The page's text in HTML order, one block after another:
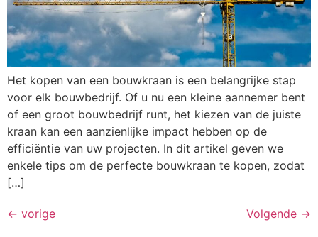
Het kopen van een bouwkraan is een belangrijke stap
voor elk bouwbedrijf. Of u nu een kleine aannemer bent
of een groot bouwbedrijf runt, het kiezen van de juiste
kraan kan een aanzienlijke impact hebben op de
efficiëntie van uw projecten. In dit artikel geven we
enkele tips om de perfecte bouwkraan te kopen, zodat
[…]
← vorige Volgende →